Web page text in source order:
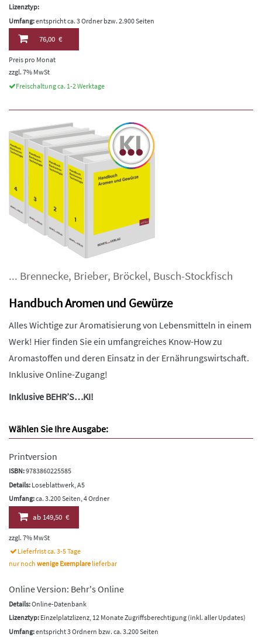
Lizenztyp:
Umfang:entspricht ca. 3 Ordner bzw. 2.900 Seiten
76,00 €
Preis pro Monat
zzgl. 7% MwSt
Freischaltung ca. 1-2 Werktage
... Brennecke, Brieber, Bröckel, Busch-Stockfisch
Handbuch Aromen und Gewürze
Alles Wichtige zur Aromatisierung von Lebensmitteln in einem
Werk! Hier finden Sie ein umfangreiches Know-How zu
Aromastoffen und deren Einsatz in der Ernährungswirtschaft.
Inklusive Online-Zugang!
Inklusive BEHR’S…KI!
Wählen Sie Ihre Ausgabe:
Printversion
ISBN:9783860225585
Details: Loseblattwerk, A5
Umfang:ca. 3.200 Seiten, 4 Ordner
ab149,50 €
zzgl. 7% MwSt
Lieferfrist ca. 3-5 Tage
nur noch wenige Exemplare lieferbar
Online Version: Behr's Online
Details:Online-Datenbank
Lizenztyp: Einzelplatzlizenz, 12 Monate Zugriffsberechtigung (inkl. aller Updates)
Umfang:entspricht 3 Ordnern bzw. ca. 3.200 Seiten